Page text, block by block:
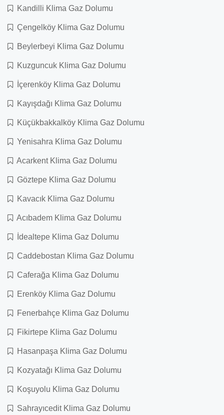
Kandilli Klima Gaz Dolumu
Çengelköy Klima Gaz Dolumu
Beylerbeyi Klima Gaz Dolumu
Kuzguncuk Klima Gaz Dolumu
İçerenköy Klima Gaz Dolumu
Kayışdağı Klima Gaz Dolumu
Küçükbakkalköy Klima Gaz Dolumu
Yenisahra Klima Gaz Dolumu
Acarkent Klima Gaz Dolumu
Göztepe Klima Gaz Dolumu
Kavacık Klima Gaz Dolumu
Acıbadem Klima Gaz Dolumu
İdealtepe Klima Gaz Dolumu
Caddebostan Klima Gaz Dolumu
Caferağa Klima Gaz Dolumu
Erenköy Klima Gaz Dolumu
Fenerbahçe Klima Gaz Dolumu
Fikirtepe Klima Gaz Dolumu
Hasanpaşa Klima Gaz Dolumu
Kozyatağı Klima Gaz Dolumu
Koşuyolu Klima Gaz Dolumu
Sahrayıcedit Klima Gaz Dolumu